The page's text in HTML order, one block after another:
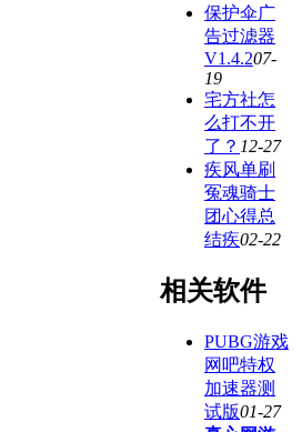
保护伞广
告过滤器
V1.4.207-
19
宅方社怎
么打不开
了？ 12-27
疾风单刷
冤魂骑士
团心得总
结疾02-22
相关软件
PUBG游戏
网吧特权
加速器测
试版01-27